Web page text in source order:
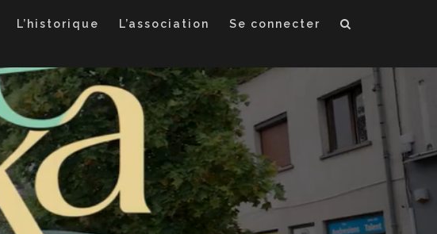
L’historique L’association Se connecter